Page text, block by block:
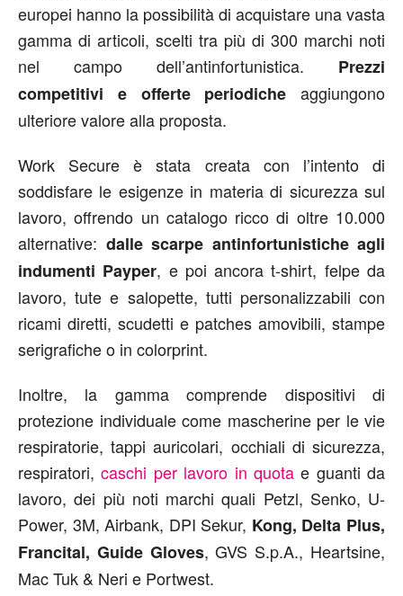
europei hanno la possibilità di acquistare una vasta
gamma di articoli, scelti tra più di 300 marchi noti
nel campo dell’antinfortunistica. Prezzi
competitivi e offerte periodiche aggiungono
ulteriore valore alla proposta.
Work Secure è stata creata con l’intento di
soddisfare le esigenze in materia di sicurezza sul
lavoro, offrendo un catalogo ricco di oltre 10.000
alternative: dalle scarpe antinfortunistiche agli
indumenti Payper, e poi ancora t-shirt, felpe da
lavoro, tute e salopette, tutti personalizzabili con
ricami diretti, scudetti e patches amovibili, stampe
serigrafiche o in colorprint.
Inoltre, la gamma comprende dispositivi di
protezione individuale come mascherine per le vie
respiratorie, tappi auricolari, occhiali di sicurezza,
respiratori,caschi per lavoro in quotae guanti da
lavoro, dei più noti marchi quali Petzl, Senko, U-
Power, 3M, Airbank, DPI Sekur, Kong, Delta Plus,
Francital, Guide Gloves, GVS S.p.A., Heartsine,
Mac Tuk & Neri e Portwest.